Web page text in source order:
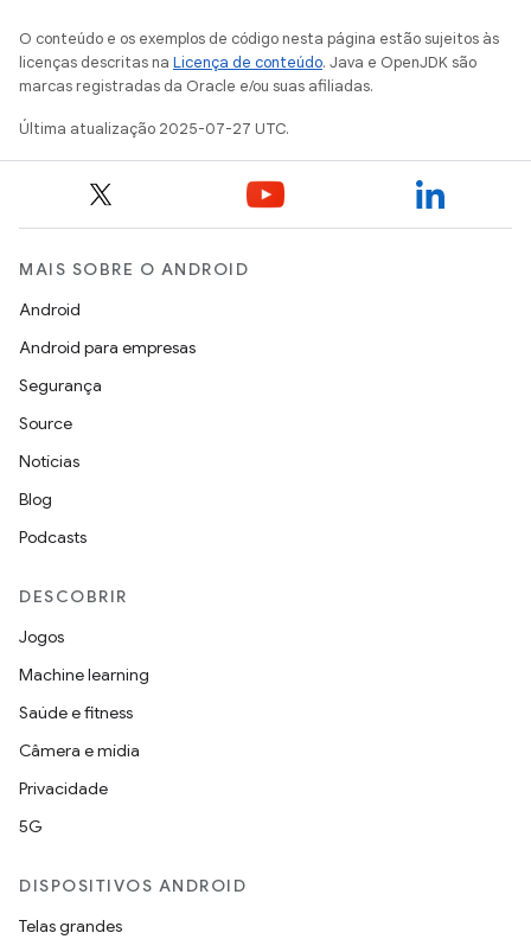
O conteúdo e os exemplos de código nesta página estão sujeitos às
licenças descritas na Licença de conteúdo. Java e OpenJDK são
marcas registradas da Oracle e/ou suas afiliadas.
Última atualização 2025-07-27 UTC.
MAIS SOBRE O ANDROID
Android
Android para empresas
Segurança
Source
Notícias
Blog
Podcasts
DESCOBRIR
Jogos
Machine learning
Saúde e fitness
Câmera e mídia
Privacidade
5G
DISPOSITIVOS ANDROID
Telas grandes